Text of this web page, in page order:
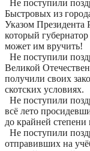
Не поступили
Быстровых из
Указом Президента
который
может им вручить!
Не поступили
Великой
получили своих
скотских условиях.
Не поступили
всё лето
до крайней
Не поступили
отправивших на